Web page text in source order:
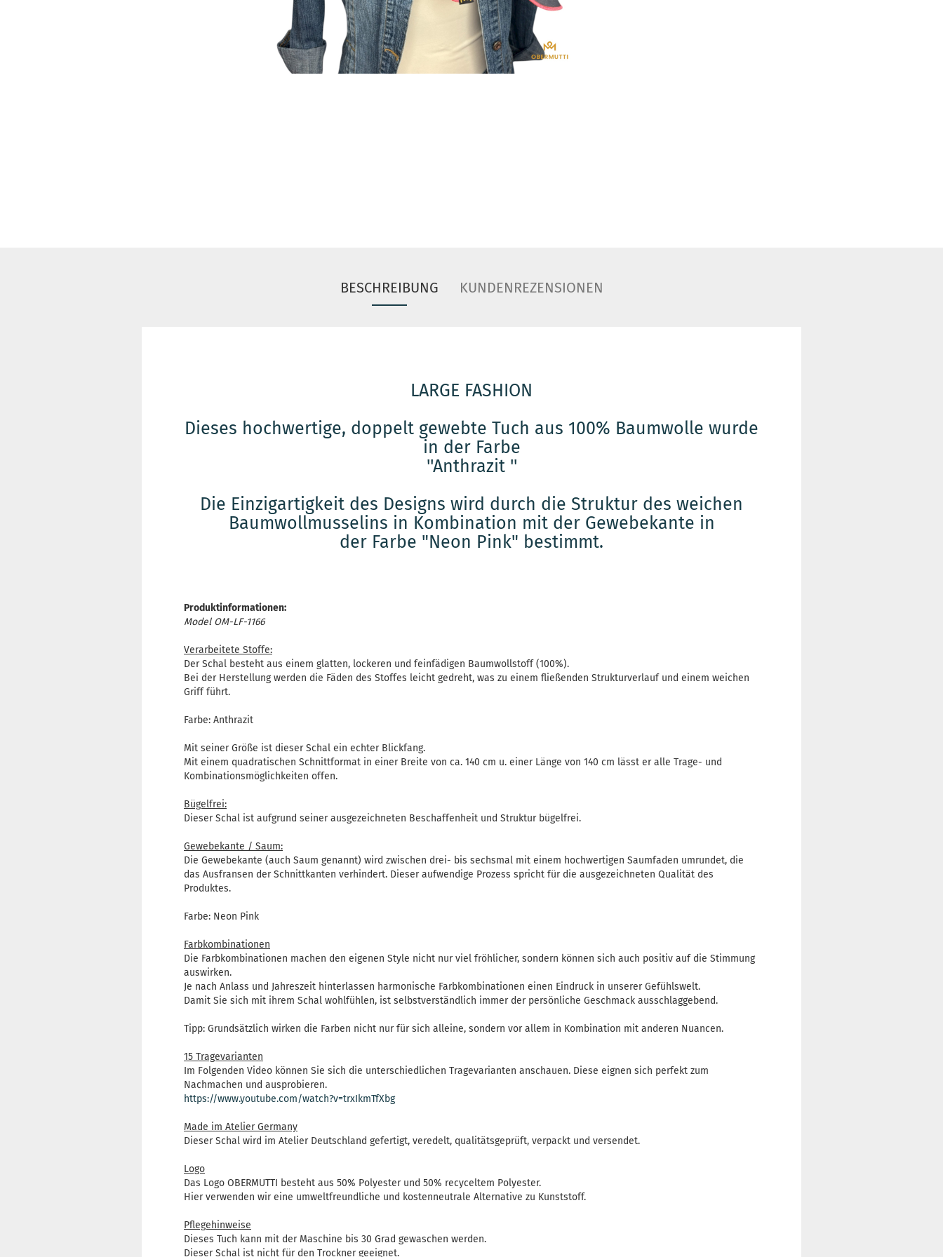
BESCHREIBUNG KUNDENREZENSIONEN
LARGE FASHION
Dieses hochwertige, doppelt gewebte Tuch aus 100% Baumwolle wurde
in der Farbe
''Anthrazit ''
Die Einzigartigkeit des Designs wird durch die Struktur des weichen
Baumwollmusselins in Kombination mit der Gewebekante in
der Farbe "Neon Pink" bestimmt.
Produktinformationen:
Model OM-LF-1166
Verarbeitete Stoffe:
Der Schal besteht aus einem glatten, lockeren und feinfädigen Baumwollstoff (100%).
Bei der Herstellung werden die Fäden des Stoffes leicht gedreht, was zu einem fließenden Strukturverlauf und einem weichen
Griff führt.
Farbe: Anthrazit
Mit seiner Größe ist dieser Schal ein echter Blickfang.
Mit einem quadratischen Schnittformat in einer Breite von ca. 140 cm u. einer Länge von 140 cm lässt er alle Trage- und
Kombinationsmöglichkeiten offen.
Bügelfrei:
Dieser Schal ist aufgrund seiner ausgezeichneten Beschaffenheit und Struktur bügelfrei.
Gewebekante / Saum:
Die Gewebekante (auch Saum genannt) wird zwischen drei- bis sechsmal mit einem hochwertigen Saumfaden umrundet, die
das Ausfransen der Schnittkanten verhindert. Dieser aufwendige Prozess spricht für die ausgezeichneten Qualität des
Produktes.
Farbe: Neon Pink
Farbkombinationen
Die Farbkombinationen machen den eigenen Style nicht nur viel fröhlicher, sondern können sich auch positiv auf die Stimmung
auswirken.
Je nach Anlass und Jahreszeit hinterlassen harmonische Farbkombinationen einen Eindruck in unserer Gefühlswelt.
Damit Sie sich mit ihrem Schal wohlfühlen, ist selbstverständlich immer der persönliche Geschmack ausschlaggebend.
Tipp: Grundsätzlich wirken die Farben nicht nur für sich alleine, sondern vor allem in Kombination mit anderen Nuancen.
15 Tragevarianten
Im Folgenden Video können Sie sich die unterschiedlichen Tragevarianten anschauen. Diese eignen sich perfekt zum
Nachmachen und ausprobieren.
https://www.youtube.com/watch?v=trxIkmTfXbg
Made im Atelier Germany
Dieser Schal wird im Atelier Deutschland gefertigt, veredelt, qualitätsgeprüft, verpackt und versendet.
Logo
Das Logo OBERMUTTI besteht aus 50% Polyester und 50% recyceltem Polyester.
Hier verwenden wir eine umweltfreundliche und kostenneutrale Alternative zu Kunststoff.
Pflegehinweise
Dieses Tuch kann mit der Maschine bis 30 Grad gewaschen werden.
Dieser Schal ist nicht für den Trockner geeignet.